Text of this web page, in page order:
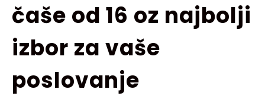
čaše od 16 oz najbolji
izbor za vaše
poslovanje